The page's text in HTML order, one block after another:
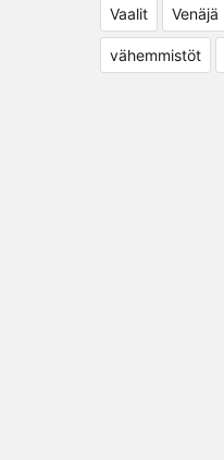
Vaalit Venäjä
vähemmistöt